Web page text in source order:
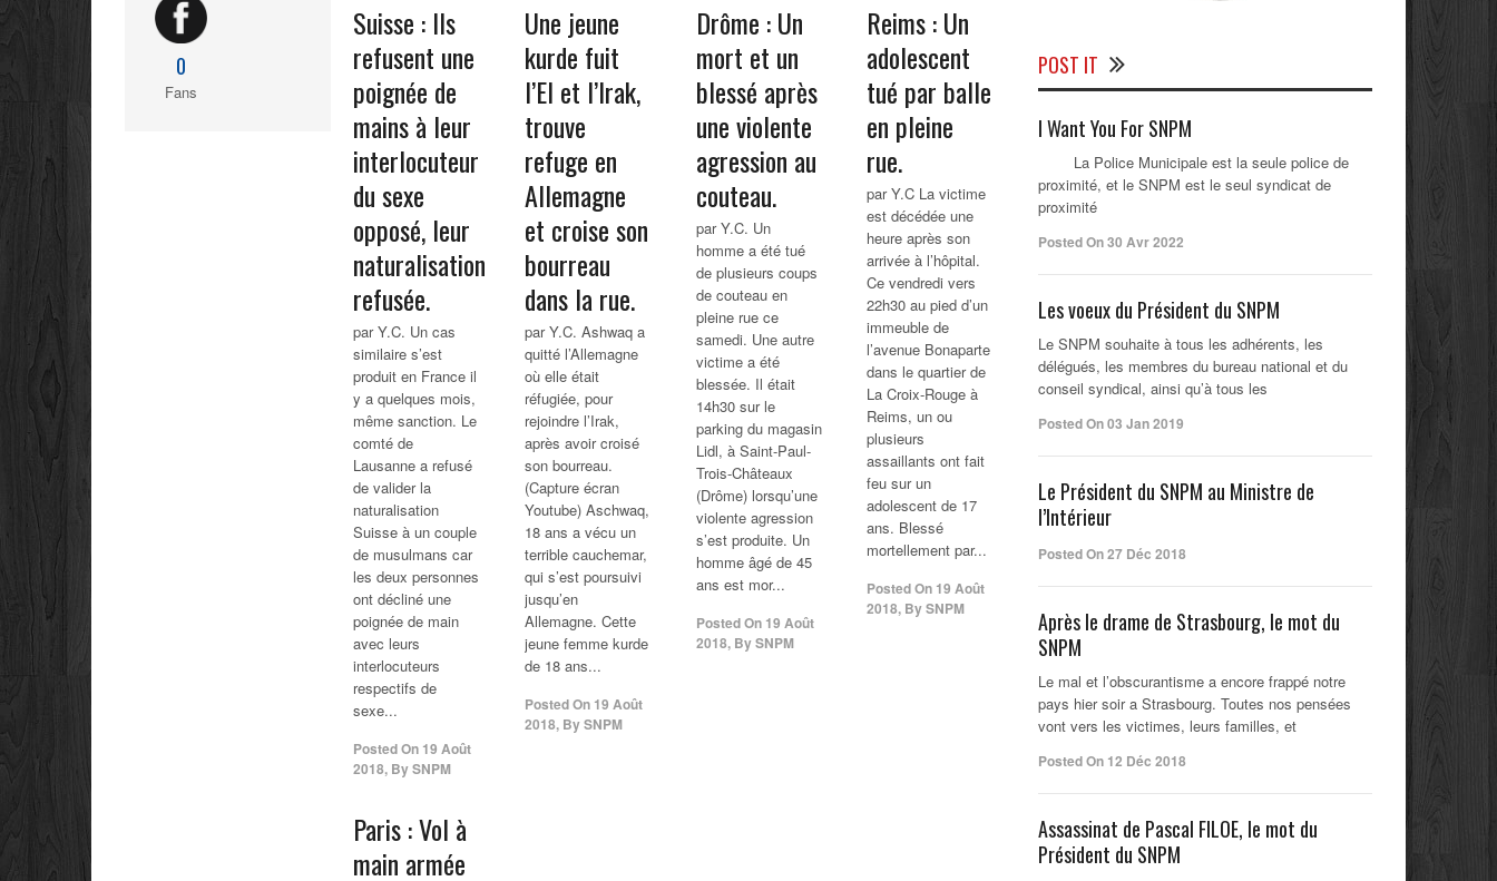
Suisse : Ils
refusent une
poignée de
mains à leur
interlocuteur
du sexe
opposé, leur
naturalisation
refusée.
par Y.C. Un cas
similaire s’est
produit en France il
y a quelques mois,
même sanction. Le
comté de
Lausanne a refusé
de valider la
naturalisation
Suisse à un couple
de musulmans car
les deux personnes
ont décliné une
poignée de main
avec leurs
interlocuteurs
respectifs de
sexe...
Posted On 19 Août
2018, BySNPM
Une jeune
kurde fuit
l’EI et l’Irak,
trouve
refuge en
Allemagne
et croise son
bourreau
dans la rue.
par Y.C. Ashwaq a
quitté l’Allemagne
où elle était
réfugiée, pour
rejoindre l’Irak,
après avoir croisé
son bourreau.
(Capture écran
Youtube) Aschwaq,
18 ans a vécu un
terrible cauchemar,
qui s’est poursuivi
jusqu’en
Allemagne. Cette
jeune femme kurde
de 18 ans...
Posted On 19 Août
2018, BySNPM
Drôme : Un
mort et un
blessé après
une violente
agression au
couteau.
par Y.C. Un
homme a été tué
de plusieurs coups
de couteau en
pleine rue ce
samedi. Une autre
victime a été
blessée. Il était
14h30 sur le
parking du magasin
Lidl, à Saint-Paul-
Trois-Châteaux
(Drôme) lorsqu’une
violente agression
s’est produite. Un
homme âgé de 45
ans est mor...
Posted On 19 Août
2018, BySNPM
Reims : Un
adolescent
tué par balle
en pleine
rue.
par Y.C La victime
est décédée une
heure après son
arrivée à l’hôpital.
Ce vendredi vers
22h30 au pied d’un
immeuble de
l’avenue Bonaparte
dans le quartier de
La Croix-Rouge à
Reims, un ou
plusieurs
assaillants ont fait
feu sur un
adolescent de 17
ans. Blessé
mortellement par...
Posted On 19 Août
2018, BySNPM
Paris : Vol à
main armée
0
Fans
POST IT
I Want You For SNPM
La Police Municipale est la seule police de
proximité, et le SNPM est le seul syndicat de
proximité
Posted On 30 Avr 2022
Les voeux du Président du SNPM
Le SNPM souhaite à tous les adhérents, les
délégués, les membres du bureau national et du
conseil syndical, ainsi qu’à tous les
Posted On 03 Jan 2019
Le Président du SNPM au Ministre de
l’Intérieur
Posted On 27 Déc 2018
Après le drame de Strasbourg, le mot du
SNPM
Le mal et l’obscurantisme a encore frappé notre
pays hier soir a Strasbourg. Toutes nos pensées
vont vers les victimes, leurs familles, et
Posted On 12 Déc 2018
Assassinat de Pascal FILOE, le mot du
Président du SNPM